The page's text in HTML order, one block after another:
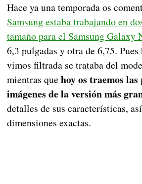
Hace ya una temporada os
Samsung estaba trabajando en
tamaño para el Samsung Galaxy
6,3 pulgadas y otra de 6,75.
vimos filtrada se trataba del
mientras que hoy os traemos
imágenes de la versión más
detalles de sus características,
dimensiones exactas.